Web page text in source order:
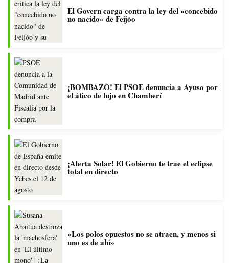
El Govern carga contra la ley del «concebido
no nacido» de Feijóo
¡BOMBAZO! El PSOE denuncia a Ayuso por
el ático de lujo en Chamberí
¡Alerta Solar! El Gobierno te trae el eclipse
total en directo
«Los polos opuestos no se atraen, y menos si
uno es de ahí»